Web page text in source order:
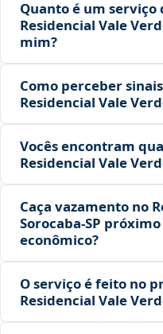
Quanto é um serviço
Residencial Vale
mim?
Como perceber
Residencial Vale
Vocês encontram
Residencial Vale
Caça vazamento no
Sorocaba‑SP
econômico?
O serviço é feito no
Residencial Vale